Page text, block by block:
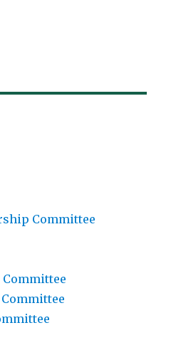
Committee